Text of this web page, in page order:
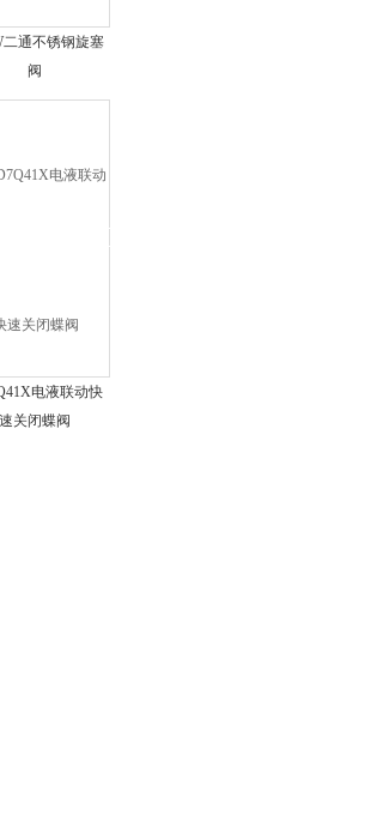
二通不锈钢旋塞
阀
电液联动快
速关闭蝶阀